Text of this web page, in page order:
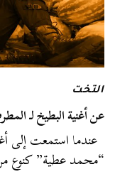
التخت
عن أغنية البطيخ لـ
عندما استمعت إلى
“محمد عطية” كنوع من